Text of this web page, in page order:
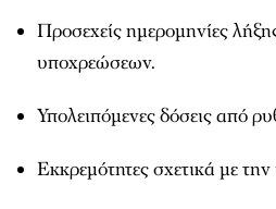
Προσεχείς ημερομηνίες
υποχρεώσεων.
Υπολειπόμενες δόσεις από
Εκκρεμότητες σχετικά με